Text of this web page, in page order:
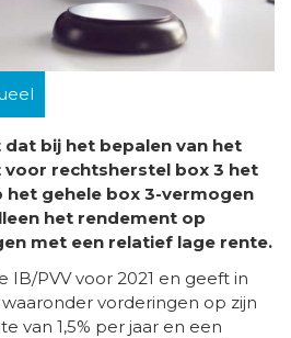
bij het bepalen van het
rechtsherstel box 3 het
gehele box 3-vermogen
het rendement op
met een relatief lage rente.
IB/PVV voor 2021 en geeft in
vorderingen op zijn
van 1,5% per jaar en een